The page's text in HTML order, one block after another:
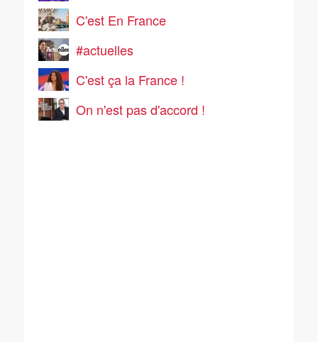
C'est En France
#actuelles
C'est ça la France !
On n'est pas d'accord !